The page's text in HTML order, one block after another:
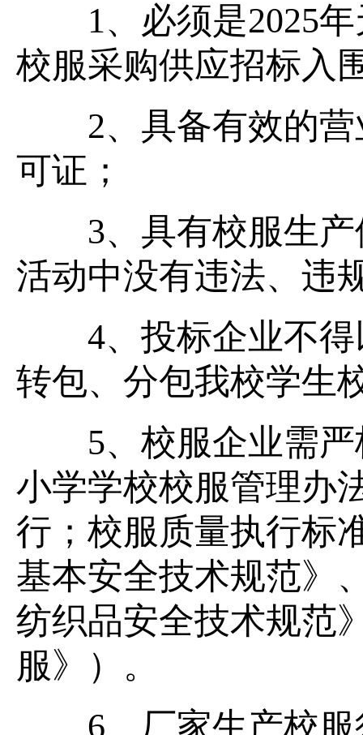
1、必须是2025年
校服采购供应招标入
2、具备有效的营
可证；
3、具有校服生产
活动中没有违法、违
4、投标企业不得
转包、分包我校学生
5、校服企业需严
小学学校校服管理办
行；校服质量执行标
基本安全技术规范》
纺织品安全技术规范
服》）。
6、厂家生产校服